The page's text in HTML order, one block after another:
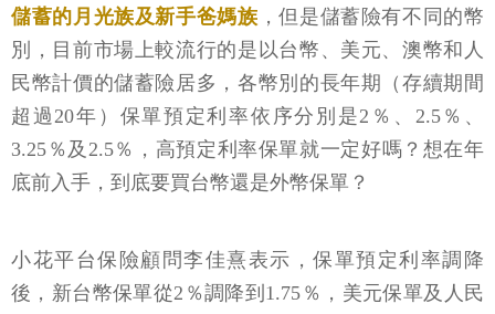
儲蓄的月光族及新手爸媽族 ，但是儲蓄險有不同的幣
別，目前市場上較流行的是以台幣、美元、澳幣和人
民幣計價的儲蓄險居多，各幣別的長年期（存續期間
超過20年）保單預定利率依序分別是2％、2.5％、
3.25％及2.5％，高預定利率保單就一定好嗎？想在年
底前入手，到底要買台幣還是外幣保單？
小花平台保險顧問李佳熹表示，保單預定利率調降
後，新台幣保單從2％調降到1.75％，美元保單及人民